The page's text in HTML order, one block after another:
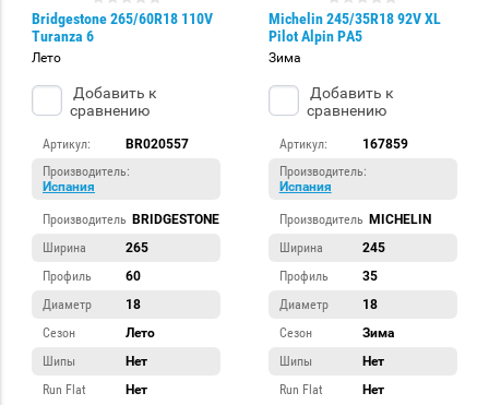
Bridgestone 265/60R18 110V
Turanza 6
Лето
Добавить к
сравнению
Артикул:
BR020557
Производитель:
Испания
Производитель BRIDGESTONE
Ширина
265
Профиль
60
Диаметр
18
Сезон
Лето
Шипы
Нет
Run Flat
Нет
Michelin 245/35R18 92V XL
Pilot Alpin PA5
Зима
Добавить к
сравнению
Артикул:
167859
Производитель:
Испания
Производитель MICHELIN
Ширина
245
Профиль
35
Диаметр
18
Сезон
Зима
Шипы
Нет
Run Flat
Нет